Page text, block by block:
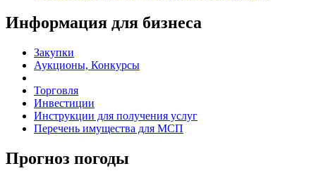
Информация для бизнеса
Закупки
Аукционы, Конкурсы
Торговля
Инвестиции
Инструкции для получения услуг
Перечень имущества для МСП
Прогноз погоды